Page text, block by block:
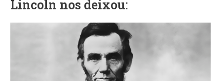
Lincoln nos deixou: